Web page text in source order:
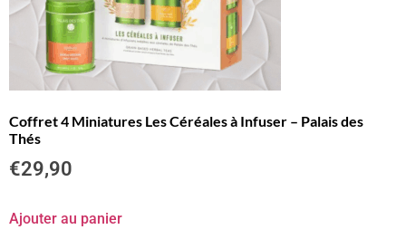
Coffret 4 Miniatures Les Céréales à Infuser – Palais des
Thés
€29,90
Ajouter au panier